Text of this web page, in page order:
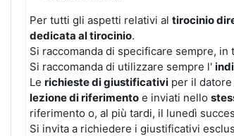
Per tutti gli aspetti relativi al tirocinio
dedicata al tirocinio.
Si raccomanda di specificare sempre,
Si raccomanda di utilizzare sempre l'
Le richieste di giustificativi per il
lezione di riferimento e inviati nello
riferimento o, al più tardi, il lunedì
Si invita a richiedere i giustificativi